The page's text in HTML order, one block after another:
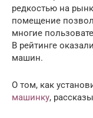
редкостью на
помещение
многие
В рейтинге
машин.
О том, как
машинку,